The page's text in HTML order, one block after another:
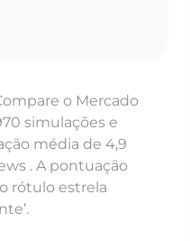
o Mercado
simulações e
média de 4,9
. A pontuação
rótulo estrela